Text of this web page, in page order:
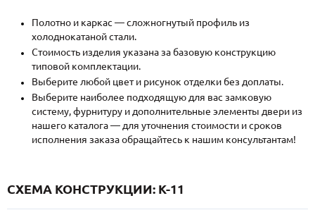
+7 (495) 411-44-41
INFO@META-M.RU
ЗАПРОСИТЬ РАСЧЕТ
Каталог Распродажа Как купить
Записаться на замер
Полотно и каркас — сложногнутый профиль из
холоднокатаной стали.
Стоимость изделия указана за базовую конструкцию
типовой комплектации.
Выберите любой цвет и рисунок отделки без доплаты.
Выберите наиболее подходящую для вас замковую
систему, фурнитуру и дополнительные элементы двери из
нашего каталога — для уточнения стоимости и сроков
исполнения заказа обращайтесь к нашим консультантам!
СХЕМА КОНСТРУКЦИИ: K-11